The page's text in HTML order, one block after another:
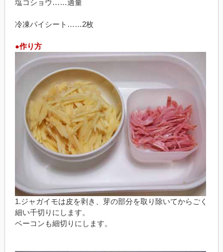
塩コショウ……適量
冷凍パイシート……2枚
●作り方
1.ジャガイモは皮を剥き、芽の部分を取り除いてからごく
細い千切りにします。
ベーコンも細切りにします。